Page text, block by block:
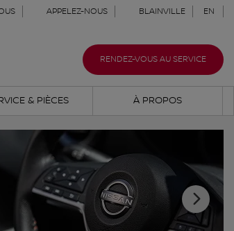
APPELEZ-NOUS BLAINVILLE EN
RENDEZ-VOUS AU SERVICE
& PIÈCES À PROPOS